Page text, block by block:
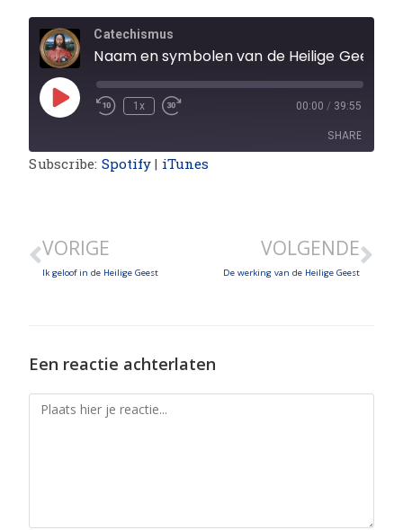
Catechismus
Naam en symbolen van de Heilige Geest
1x 00:00 / 39:55
SHARE
Subscribe: Spotify | iTunes
VORIGE
Ik geloof in de Heilige Geest
VOLGENDE
De werking van de Heilige Geest
Een reactie achterlaten